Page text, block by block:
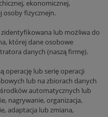
ekonomicznej,
osoby fizycznejn.
lub możliwa do
której dane osobowe
danych (naszą firmę).
operację lub serię operacji
lub na zbiorach danych
automatycznych lub
nagrywanie, organizacja,
adaptacja lub zmiana,